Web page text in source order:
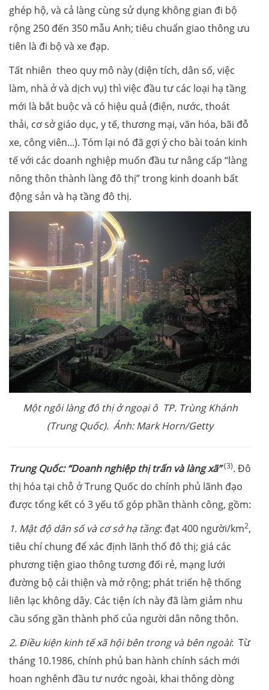
ghép hộ, và cả làng cùng sử dụng không gian đi bộ
rộng 250 đến 350 mẫu Anh; tiêu chuẩn giao thông ưu
tiên là đi bộ và xe đạp.
Tất nhiên theo quy mô này (diện tích, dân số, việc
làm, nhà ở và dịch vụ) thì việc đầu tư các loại hạ tầng
mới là bắt buộc và có hiệu quả (điện, nước, thoát
thải, cơ sở giáo dục, y tế, thương mại, văn hóa, bãi đỗ
xe, công viên...). Tóm lại nó đã gợi ý cho bài toán kinh
tế với các doanh nghiệp muốn đầu tư nâng cấp “làng
nông thôn thành làng đô thị” trong kinh doanh bất
động sản và hạ tầng đô thị.
Một ngôi làng đô thị ở ngoại ô TP. Trùng Khánh
(Trung Quốc). Ảnh: Mark Horn/Getty
Trung Quốc: “Doanh nghiệp thị trấn và làng xã”(3). Đô
thị hóa tại chỗ ở Trung Quốc do chính phủ lãnh đạo
được tổng kết có 3 yếu tố góp phần thành công, gồm:
1. Mật độ dân số và cơ sở hạ tầng: đạt 400 người/km2,
tiêu chí chung để xác định lãnh thổ đô thị; giá các
phương tiện giao thông tương đối rẻ, mạng lưới
đường bộ cải thiện và mở rộng; phát triển hệ thống
liên lạc không dây. Các tiện ích này đã làm giảm nhu
cầu sống gần thành phố của người dân nông thôn.
2. Điều kiện kinh tế xã hội bên trong và bên ngoài: Từ
tháng 10.1986, chính phủ ban hành chính sách mới
hoan nghênh đầu tư nước ngoài, khai thông dòng